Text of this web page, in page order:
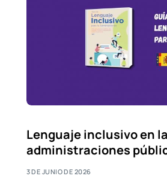
Lenguaje inclusivo en
administraciones
3 DE JUNIO DE 2026